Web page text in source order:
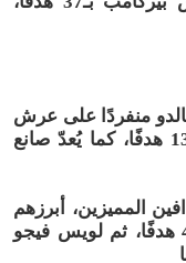
منفردًا على عرش
هدافي المنتخبات في التاريخ برصيد 130 هدفًا، كما يُعدّ صانع
المميزين، أبرزهم
باوليتا برصيد 47 هدفًا، يليه أوزيبيو بـ41 هدفًا، ثم لويس فيجو